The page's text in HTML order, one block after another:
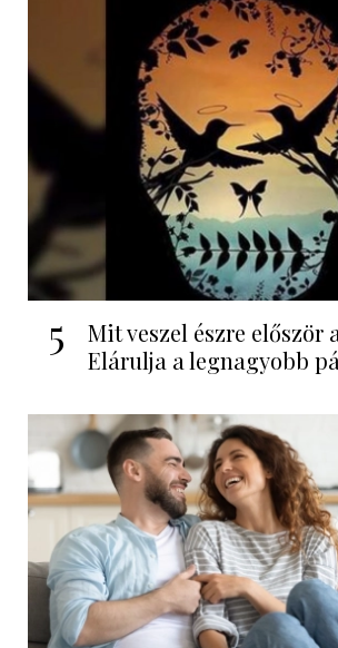
5
Mit veszel észre először
Elárulja a legnagyobb